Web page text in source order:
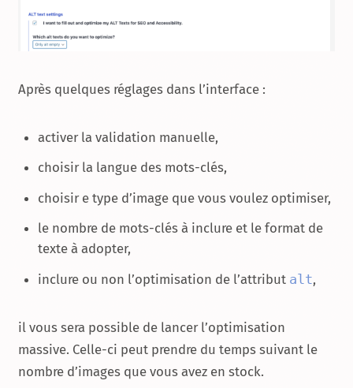
Après quelques réglages dans l’interface :
activer la validation manuelle,
choisir la langue des mots-clés,
choisir e type d’image que vous voulez optimiser,
le nombre de mots-clés à inclure et le format de
texte à adopter,
inclure ou non l’optimisation de l’attribut alt,
il vous sera possible de lancer l’optimisation
massive. Celle-ci peut prendre du temps suivant le
nombre d’images que vous avez en stock.